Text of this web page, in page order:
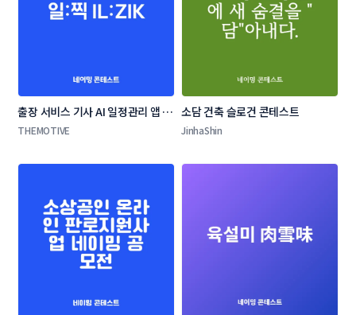
출장 서비스 기사 AI 일정관리 앱 네
이밍 콘테스트
THEMOTIVE
소담 건축 슬로건 콘테스트
JinhaShin